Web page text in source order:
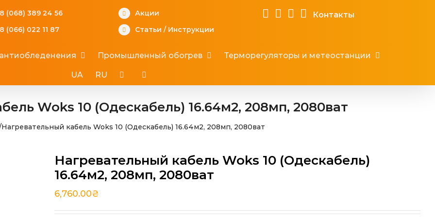
(068) 389 24 56
(066) 022 11 87
Акции
Статьи / Инструкции
Контакты
Промышленный обогрев Терморегуляторы и метеостанции
UA RU
Woks 10 (Одескабель) 16.64м2, 208мп, 2080ват
Нагревательный кабель Woks 10 (Одескабель) 16.64м2, 208мп, 2080ват
Нагревательный кабель Woks 10 (Одескабель)
16.64м2, 208мп, 2080ват
6,760.00₴